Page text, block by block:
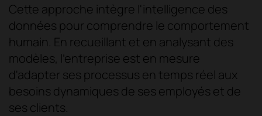
Cette approche intègre l'intelligence des
données pour comprendre le comportement
humain. En recueillant et en analysant des
modèles, l'entreprise est en mesure
d'adapter ses processus en temps réel aux
besoins dynamiques de ses employés et de
ses clients.